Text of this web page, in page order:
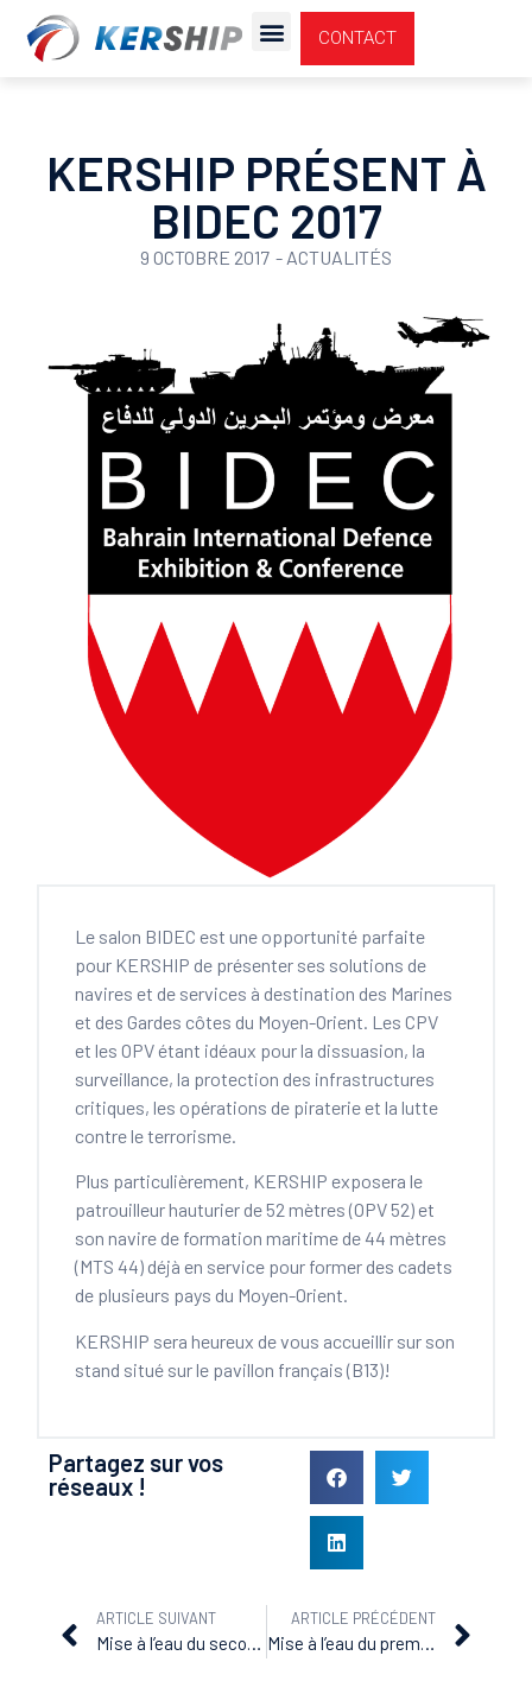
CONTACT
KERSHIP PRÉSENT À
BIDEC 2017
9 OCTOBRE 2017 - ACTUALITÉS
Le salon BIDEC est une opportunité parfaite
pour KERSHIP de présenter ses solutions de
navires et de services à destination des Marines
et des Gardes côtes du Moyen-Orient. Les CPV
et les OPV étant idéaux pour la dissuasion, la
surveillance, la protection des infrastructures
critiques, les opérations de piraterie et la lutte
contre le terrorisme.
Plus particulièrement, KERSHIP exposera le
patrouilleur hauturier de 52 mètres (OPV 52) et
son navire de formation maritime de 44 mètres
(MTS 44) déjà en service pour former des cadets
de plusieurs pays du Moyen-Orient.
KERSHIP sera heureux de vous accueillir sur son
stand situé sur le pavillon français (B13)!
Partagez sur vos
réseaux !
ARTICLE PRÉCÉDENT
Mise à l’eau du premier BSAH « Loire »
ARTICLE SUIVANT
Mise à l’eau du second BSAH « Rhône »
Cookies management panel